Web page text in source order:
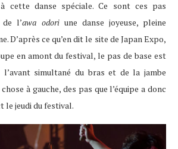
cette danse spéciale. Ce sont ces pas
l’awa odoriune danse joyeuse, pleine
D’après ce qu’en dit le site de Japan Expo,
en amont du festival, le pas de base est
l’avant simultané du bras et de la jambe
à gauche, des pas que l’équipe a donc
le jeudi du festival.